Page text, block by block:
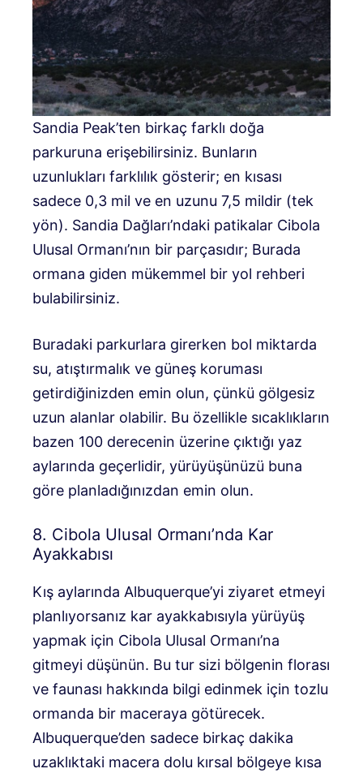
Sandia Peak’ten birkaç farklı doğa
parkuruna erişebilirsiniz. Bunların
uzunlukları farklılık gösterir; en kısası
sadece 0,3 mil ve en uzunu 7,5 mildir (tek
yön). Sandia Dağları’ndaki patikalar Cibola
Ulusal Ormanı’nın bir parçasıdır; Burada
ormana giden mükemmel bir yol rehberi
bulabilirsiniz.
Buradaki parkurlara girerken bol miktarda
su, atıştırmalık ve güneş koruması
getirdiğinizden emin olun, çünkü gölgesiz
uzun alanlar olabilir. Bu özellikle sıcaklıkların
bazen 100 derecenin üzerine çıktığı yaz
aylarında geçerlidir, yürüyüşünüzü buna
göre planladığınızdan emin olun.
8. Cibola Ulusal Ormanı’nda Kar
Ayakkabısı
Kış aylarında Albuquerque’yi ziyaret etmeyi
planlıyorsanız kar ayakkabısıyla yürüyüş
yapmak için Cibola Ulusal Ormanı’na
gitmeyi düşünün. Bu tur sizi bölgenin florası
ve faunası hakkında bilgi edinmek için tozlu
ormanda bir maceraya götürecek.
Albuquerque’den sadece birkaç dakika
uzaklıktaki macera dolu kırsal bölgeye kısa